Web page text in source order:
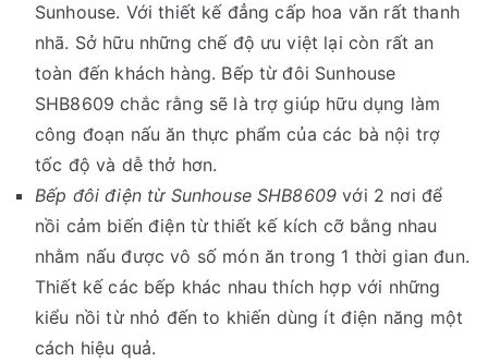
Sunhouse. Với thiết kế đẳng cấp hoa văn rất thanh
nhã. Sở hữu những chế độ ưu việt lại còn rất an
toàn đến khách hàng. Bếp từ đôi Sunhouse
SHB8609 chắc rằng sẽ là trợ giúp hữu dụng làm
công đoạn nấu ăn thực phẩm của các bà nội trợ
tốc độ và dễ thở hơn.
Bếp đôi điện từ Sunhouse SHB8609 với 2 nơi để
nồi cảm biến điện từ thiết kế kích cỡ bằng nhau
nhằm nấu được vô số món ăn trong 1 thời gian đun.
Thiết kế các bếp khác nhau thích hợp với những
kiểu nồi từ nhỏ đến to khiến dùng ít điện năng một
cách hiệu quả.